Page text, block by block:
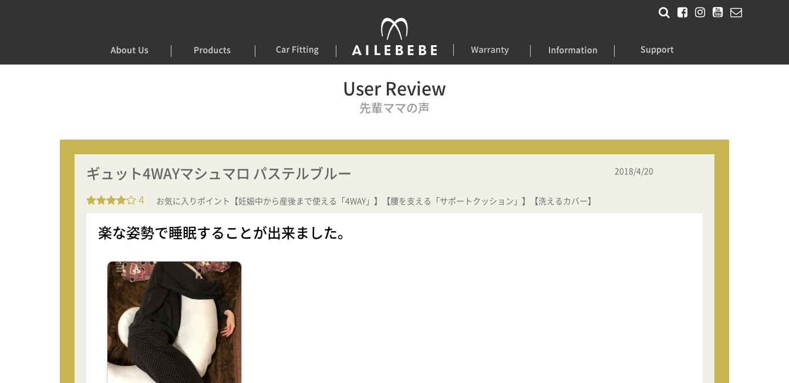
User Review
先輩ママの声
ギュット4WAYマシュマロ パステルブルー 2018/4/20
4 お気に入りポイント【妊娠中から産後まで使える「4WAY」】【腰を支える「サポートクッション」】【洗えるカバー】
楽な姿勢で睡眠することが出来ました。